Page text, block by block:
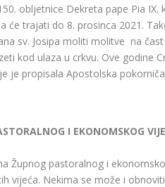
obljetnice Dekreta pape Pia
će trajati do 8. prosinca 2021.
sv. Josipa moliti molitve na
kod ulaza u crkvu. Ove godine
je propisala Apostolska
I EKONOMSKOG
Župnog pastoralnog i
vijeća. Nekima se može i